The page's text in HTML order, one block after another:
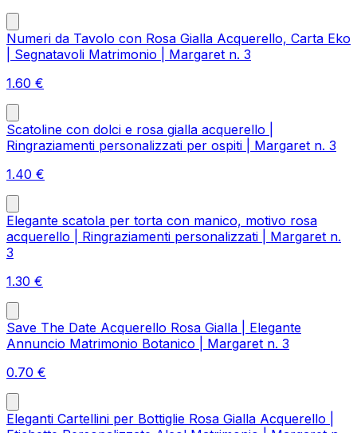
Numeri da Tavolo con Rosa Gialla Acquerello, Carta Eko
| Segnatavoli Matrimonio | Margaret n. 3
1.60 €
Scatoline con dolci e rosa gialla acquerello |
Ringraziamenti personalizzati per ospiti | Margaret n. 3
1.40 €
Elegante scatola per torta con manico, motivo rosa
acquerello | Ringraziamenti personalizzati | Margaret n.
3
1.30 €
Save The Date Acquerello Rosa Gialla | Elegante
Annuncio Matrimonio Botanico | Margaret n. 3
0.70 €
Eleganti Cartellini per Bottiglie Rosa Gialla Acquerello |